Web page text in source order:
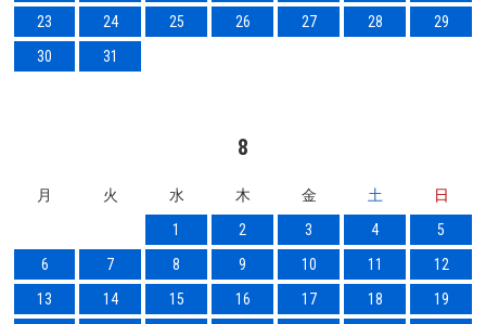
23 24 25 26 27 28
29
30
31
8
月 火 水 木 金 土
日
1
2 3 4
5
6
7 8 9 10 11
12
13
14 15 16 17 18
19